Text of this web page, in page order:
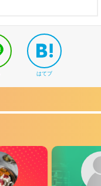
はてブ